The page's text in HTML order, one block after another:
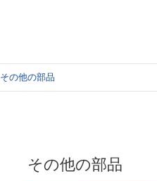
その他の部品
その他の部品